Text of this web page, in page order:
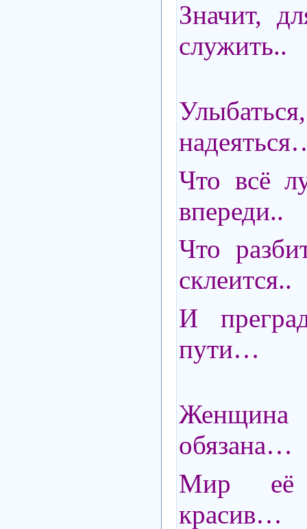
Значит,
служить..
Что всё
впереди..
Что
склеится..
И
пути…
Женщина
обязана…
Мир её
красив…